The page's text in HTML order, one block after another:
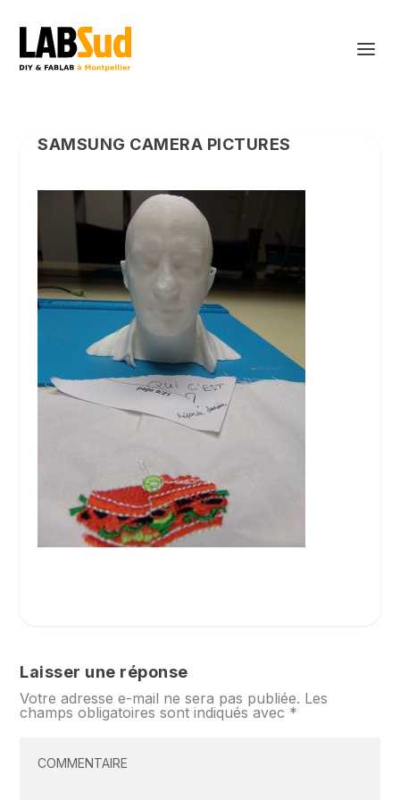
SAMSUNG CAMERA PICTURES
Laisser une réponse
Votre adresse e-mail ne sera pas publiée. Les
champs obligatoires sont indiqués avec *